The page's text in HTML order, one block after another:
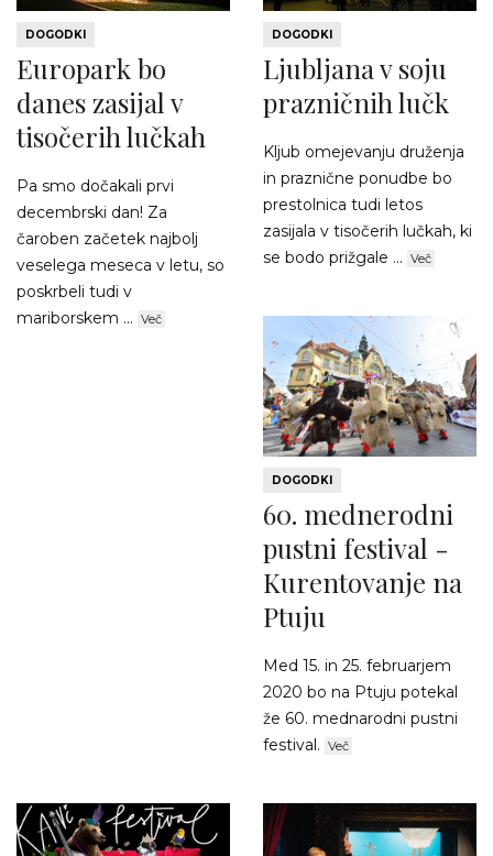
DOGODKI
Europark bo
danes zasijal v
tisočerih lučkah
Pa smo dočakali prvi
decembrski dan! Za
čaroben začetek najbolj
veselega meseca v letu, so
poskrbeli tudi v
mariborskem ... Več
DOGODKI
Ljubljana v soju
prazničnih lučk
Kljub omejevanju druženja
in praznične ponudbe bo
prestolnica tudi letos
zasijala v tisočerih lučkah, ki
se bodo prižgale ... Več
DOGODKI
60. mednerodni
pustni festival -
Kurentovanje na
Ptuju
Med 15. in 25. februarjem
2020 bo na Ptuju potekal
že 60. mednarodni pustni
festival. Več